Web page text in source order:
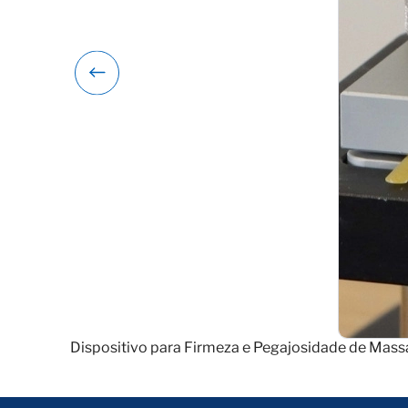
Dispositivo para Firmeza e Pegajosidade de